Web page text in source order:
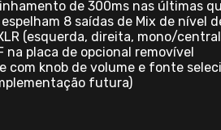
de 300ms nas últimas
8 saídas de Mix de nível
(esquerda, direita, mono/
na placa de opcional removível
com knob de volume e fonte
futura)